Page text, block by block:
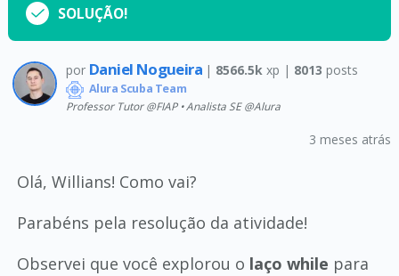
SOLUÇÃO!
por Daniel Nogueira | 8566.5k xp | 8013 posts
Alura Scuba Team
Professor Tutor @FIAP • Analista SE @Alura
3 meses atrás
Olá, Willians! Como vai?
Parabéns pela resolução da atividade!
Observei que você explorou o laço while para